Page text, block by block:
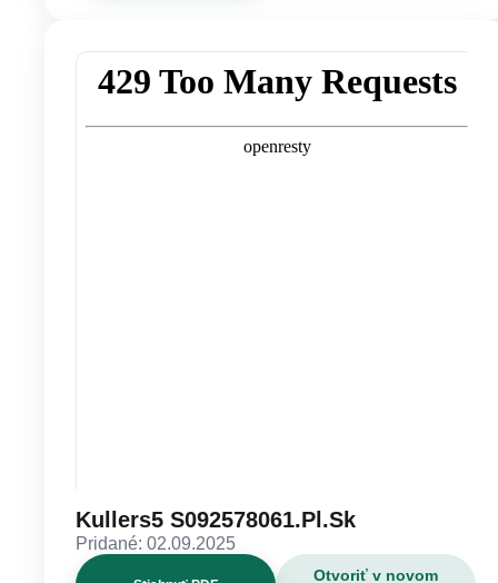
Kullers5 S092578061.Pl.Sk
Pridané: 02.09.2025
Otvoriť v novom